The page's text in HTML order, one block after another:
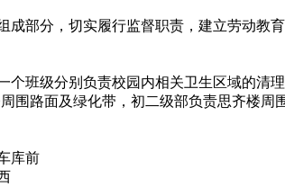
成部分，切实履行监督职责，建立劳动教
个班级分别负责校园内相关卫生区域的清
围路面及绿化带，初二级部负责思齐楼周
库前